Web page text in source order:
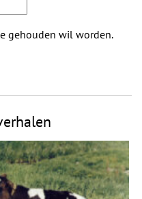
gehouden wil worden.